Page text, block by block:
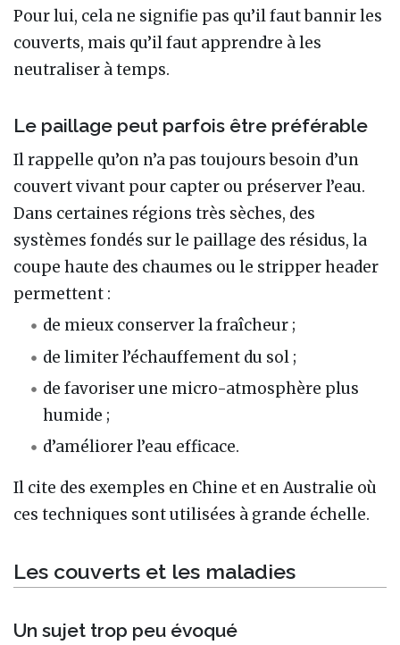
Pour lui, cela ne signifie pas qu’il faut bannir les
couverts, mais qu’il faut apprendre à les
neutraliser à temps.
Le paillage peut parfois être préférable
Il rappelle qu’on n’a pas toujours besoin d’un
couvert vivant pour capter ou préserver l’eau.
Dans certaines régions très sèches, des
systèmes fondés sur le paillage des résidus, la
coupe haute des chaumes ou le stripper header
permettent :
de mieux conserver la fraîcheur ;
de limiter l’échauffement du sol ;
de favoriser une micro-atmosphère plus
humide ;
d’améliorer l’eau efficace.
Il cite des exemples en Chine et en Australie où
ces techniques sont utilisées à grande échelle.
Les couverts et les maladies
Un sujet trop peu évoqué